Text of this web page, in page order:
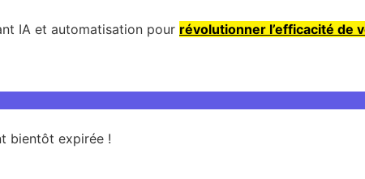
IA et automatisation pour révolutionner l’efficacité de
bientôt expirée !